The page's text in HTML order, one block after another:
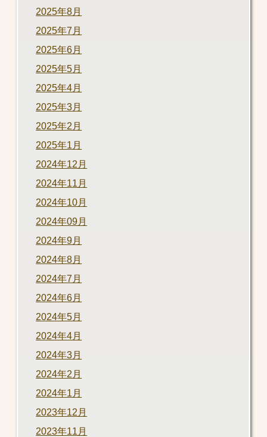
2025年8月
2025年7月
2025年6月
2025年5月
2025年4月
2025年3月
2025年2月
2025年1月
2024年12月
2024年11月
2024年10月
2024年09月
2024年9月
2024年8月
2024年7月
2024年6月
2024年5月
2024年4月
2024年3月
2024年2月
2024年1月
2023年12月
2023年11月